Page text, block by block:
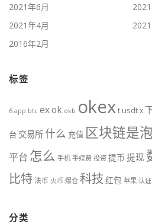
2021年6月
2021年4月
2016年2月
标签
6 app btc exok okb okext usdtx
台 交易所 什么 充值 区块链是
平台 怎么 手机 手续费 投资 提币 提现
比特法币 火币 爆仓 科技 红包 苹果 认证
分类